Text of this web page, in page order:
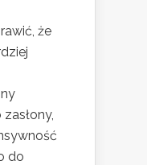
że
do